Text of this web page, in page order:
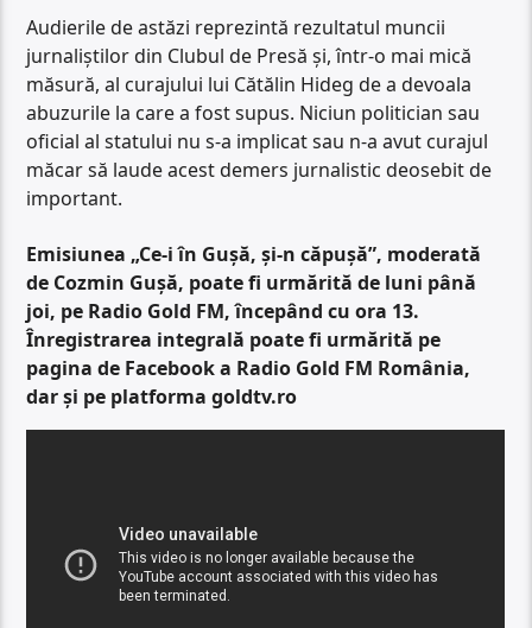
Audierile de astăzi reprezintă rezultatul muncii
jurnaliștilor din Clubul de Presă și, într-o mai mică
măsură, al curajului lui Cătălin Hideg de a devoala
abuzurile la care a fost supus. Niciun politician sau
oficial al statului nu s-a implicat sau n-a avut curajul
măcar să laude acest demers jurnalistic deosebit de
important.
Emisiunea „Ce-i în Gușă, și-n căpușă”, moderată
de Cozmin Gușă, poate fi urmărită de luni până
joi, pe Radio Gold FM, începând cu ora 13.
Înregistrarea integrală poate fi urmărită pe
pagina de Facebook a Radio Gold FM România,
dar și pe platforma goldtv.ro